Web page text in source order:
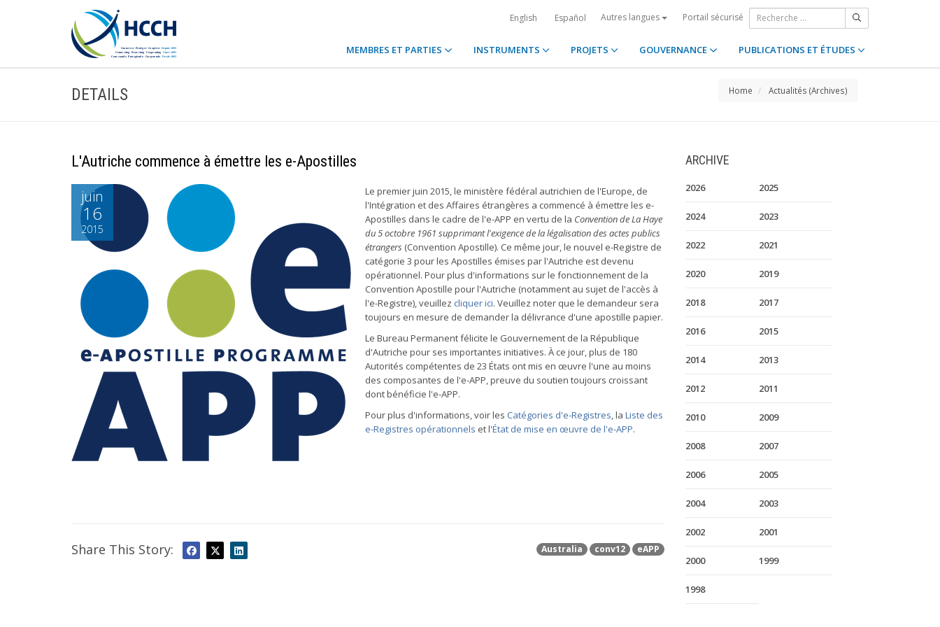
English Español Autres langues Portail sécurisé
MEMBRES ET PARTIES INSTRUMENTS PROJETS GOUVERNANCE PUBLICATIONS ET ÉTUDES
DETAILS Home Actualités (Archives)
L'Autriche commence à émettre les e-Apostilles
juin
16
2015
Le premier juin 2015, le ministère fédéral autrichien de l'Europe, de
l'Intégration et des Affaires étrangères a commencé à émettre les e-
Apostilles dans le cadre de l'e-APP en vertu de la Convention de La Haye
du 5 octobre 1961 supprimant l'exigence de la légalisation des actes publics
étrangers (Convention Apostille). Ce même jour, le nouvel e-Registre de
catégorie 3 pour les Apostilles émises par l'Autriche est devenu
opérationnel. Pour plus d'informations sur le fonctionnement de la
Convention Apostille pour l'Autriche (notamment au sujet de l'accès à
l'e-Registre), veuillez cliquer ici. Veuillez noter que le demandeur sera
toujours en mesure de demander la délivrance d'une apostille papier.
Le Bureau Permanent félicite le Gouvernement de la République
d'Autriche pour ses importantes initiatives. À ce jour, plus de 180
Autorités compétentes de 23 États ont mis en œuvre l'une au moins
des composantes de l'e-APP, preuve du soutien toujours croissant
dont bénéficie l'e-APP.
Pour plus d'informations, voir les Catégories d'e-Registres, la Liste des
e-Registres opérationnels et l'État de mise en œuvre de l'e-APP.
Australia conv12 eAPP
Share This Story:
ARCHIVE
2026 2025
2024 2023
2022 2021
2020 2019
2018 2017
2016 2015
2014 2013
2012 2011
2010 2009
2008 2007
2006 2005
2004 2003
2002 2001
2000 1999
1998